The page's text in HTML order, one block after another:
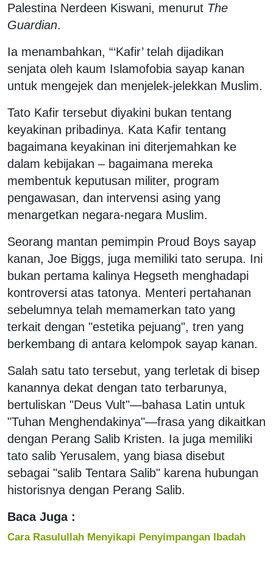
Palestina Nerdeen Kiswani, menurut The
Guardian.
Ia menambahkan, “‘Kafir’ telah dijadikan
senjata oleh kaum Islamofobia sayap kanan
untuk mengejek dan menjelek-jelekkan Muslim.
Tato Kafir tersebut diyakini bukan tentang
keyakinan pribadinya. Kata Kafir tentang
bagaimana keyakinan ini diterjemahkan ke
dalam kebijakan – bagaimana mereka
membentuk keputusan militer, program
pengawasan, dan intervensi asing yang
menargetkan negara-negara Muslim.
Seorang mantan pemimpin Proud Boys sayap
kanan, Joe Biggs, juga memiliki tato serupa. Ini
bukan pertama kalinya Hegseth menghadapi
kontroversi atas tatonya. Menteri pertahanan
sebelumnya telah memamerkan tato yang
terkait dengan "estetika pejuang", tren yang
berkembang di antara kelompok sayap kanan.
Salah satu tato tersebut, yang terletak di bisep
kanannya dekat dengan tato terbarunya,
bertuliskan "Deus Vult"—bahasa Latin untuk
"Tuhan Menghendakinya"—frasa yang dikaitkan
dengan Perang Salib Kristen. Ia juga memiliki
tato salib Yerusalem, yang biasa disebut
sebagai "salib Tentara Salib" karena hubungan
historisnya dengan Perang Salib.
Baca Juga :
Cara Rasulullah Menyikapi Penyimpangan Ibadah